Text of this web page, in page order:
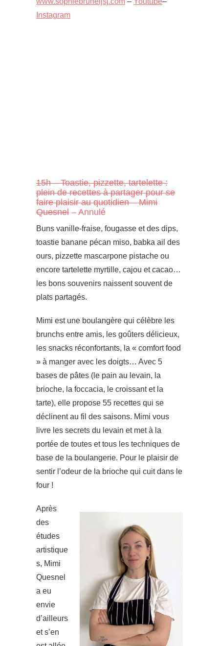
Instagram
15h – Toastie, pizzette, tartelette :
plein de recettes à partager pour se
faire plaisir au quotidien – Mimi
Quesnel – Annulé
Buns vanille-fraise, fougasse et des dips,
toastie banane pécan miso, babka ail des
ours, pizzette mascarpone pistache ou
encore tartelette myrtille, cajou et cacao…
les bons souvenirs naissent souvent de
plats partagés.
Mimi est une boulangère qui célèbre les
brunchs entre amis, les goûters délicieux,
les snacks réconfortants, la « comfort food
» à manger avec les doigts… Avec 5
bases de pâtes (le pain au levain, la
brioche, la foccacia, le croissant et la
tarte), elle propose 55 recettes qui se
déclinent au fil des saisons. Mimi vous
livre les secrets du levain et met à la
portée de toutes et tous les techniques de
base de la boulangerie. Pour le plaisir de
sentir l’odeur de la brioche qui cuit dans le
four !
Après
des
études
artistique
s, Mimi
Quesnel
a eu
envie
d’ailleurs
et s’en